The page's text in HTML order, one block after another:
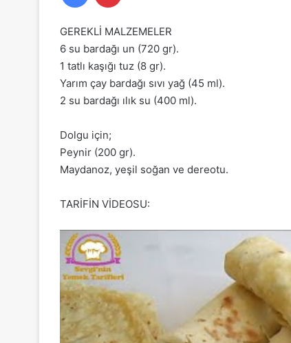
GEREKLİ MALZEMELER
6 su bardağı un (720 gr).
1 tatlı kaşığı tuz (8 gr).
Yarım çay bardağı sıvı yağ (45 ml).
2 su bardağı ılık su (400 ml).
Dolgu için;
Peynir (200 gr).
Maydanoz, yeşil soğan ve dereotu.
TARİFİN VİDEOSU: